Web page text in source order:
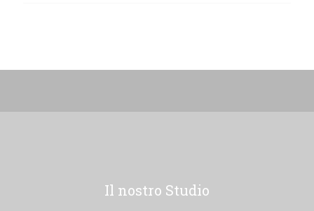
Il nostro Studio